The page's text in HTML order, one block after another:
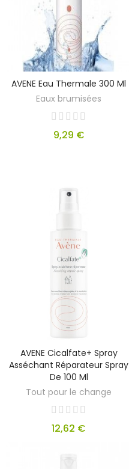
AVENE Eau Thermale 300 Ml
Eaux brumisées
9,29 €
AVENE Cicalfate+ Spray
Asséchant Réparateur Spray
De 100 Ml
Tout pour le change
12,62 €